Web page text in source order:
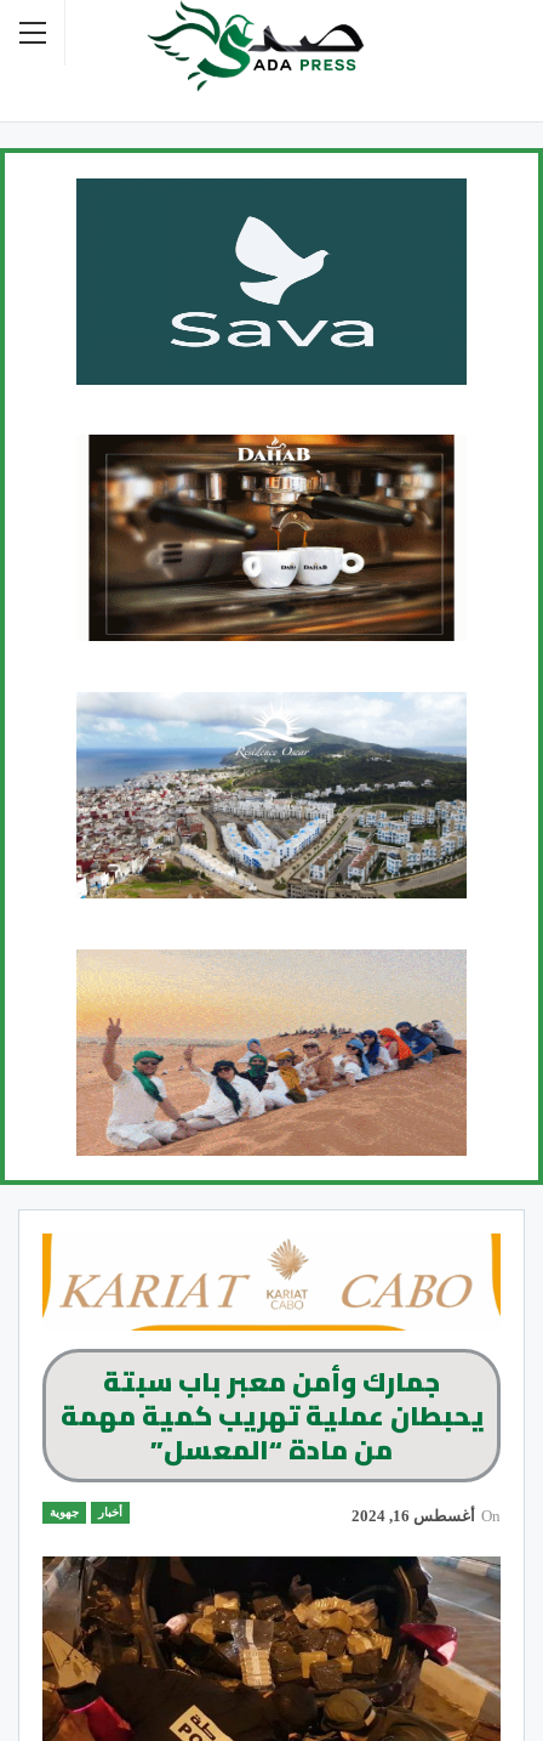
جمارك وأمن معبر باب سبتة
يحبطان عملية تهريب كمية مهمة
من مادة “المعسل”
أخبار جهوية On أغسطس 16, 2024